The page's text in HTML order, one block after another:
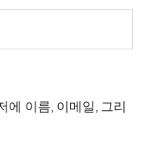
에 이름, 이메일, 그리